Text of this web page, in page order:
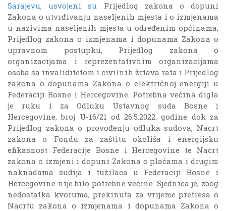
Sarajevu, usvojeni su Prijedlog zakona o dopuni
Zakona o utvrđivanju naseljenih mjesta i o izmjenama
u nazivima naseljenih mjesta u određenim općinama,
Prijedlog zakona o izmjenama i dopunama Zakona o
upravnom postupku, Prijedlog zakona o
organizacijama i reprezentativnim organizacijama
osoba sa invaliditetom i civilnih žrtava rata i Prijedlog
zakona o dopunama Zakona o električnoj energiji u
Federaciji Bosne i Hercegovine. Potrebna većina digla
je ruku i za Odluku Ustavnog suda Bosne i
Hercegovine, broj U-16/21 od 26.5.2022. godine dok za
Prijedlog zakona o provođenju odluka sudova, Nacrt
zakona o Fondu za zaštitu okoliša i energijsku
efikasnost Federacije Bosne i Hercegovine te Nacrt
zakona o izmjeni i dopuni Zakona o plaćama i drugim
naknadama sudija i tužilaca u Federaciji Bosne i
Hercegovine nije bilo potrebne većine. Sjednica je, zbog
nedostatka kvoruma, prekinuta za vrijeme pretresa o
Nacrtu zakona o izmjenama i dopunama Zakona o